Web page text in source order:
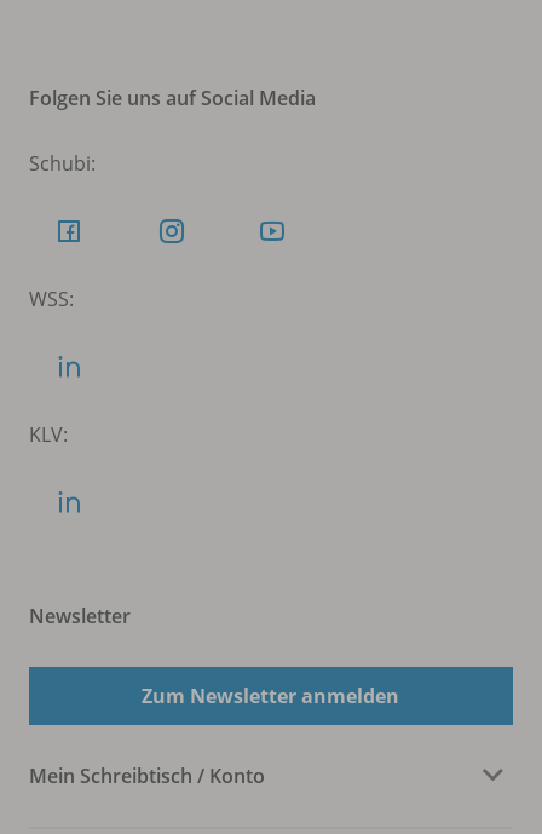
Folgen Sie uns auf Social Media
Schubi:
WSS:
KLV:
Newsletter
Zum Newsletter anmelden
Mein Schreibtisch / Konto